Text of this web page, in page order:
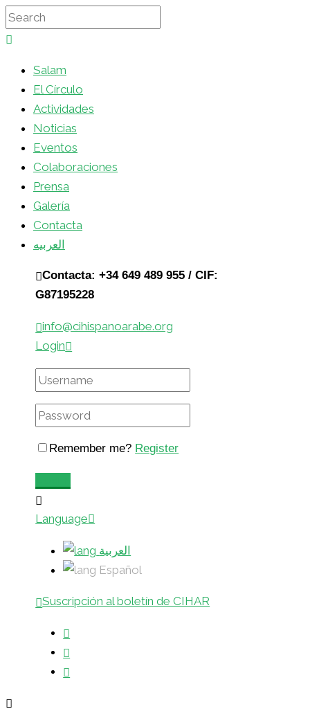
Salam
El Círculo
Actividades
Noticias
Eventos
Colaboraciones
Prensa
Galería
Contacta
العربيه
Contacta: +34 649 489 955 / CIF:
G87195228
info@cihispanoarabe.org
Login
Remember me? Register
Language
العربية
Español
Suscripción al boletín de CIHAR